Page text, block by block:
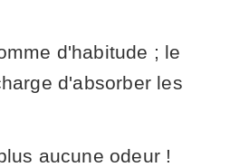
d'habitude ; le
d'absorber les
aucune odeur !